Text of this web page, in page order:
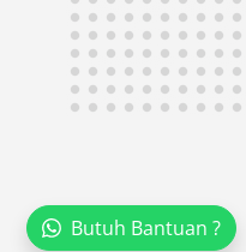
Butuh Bantuan ?